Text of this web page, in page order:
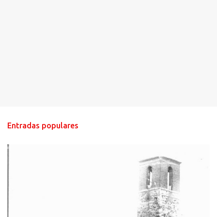
Entradas populares